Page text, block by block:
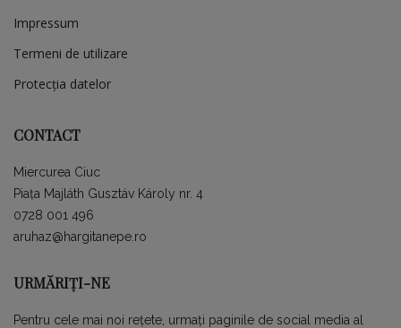
Impressum
Termeni de utilizare
Protecția datelor
CONTACT
Miercurea Ciuc
Piața Majláth Gusztáv Károly nr. 4
0728 001 496
aruhaz@hargitanepe.ro
URMĂRIȚI-NE
Pentru cele mai noi rețete, urmați paginile de social media al